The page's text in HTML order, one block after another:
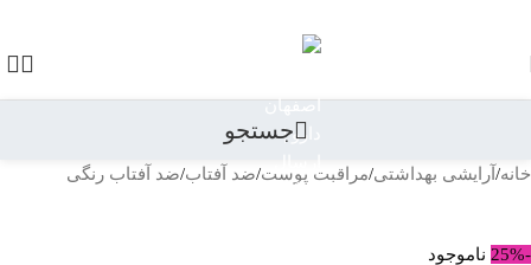
جستجو
خانه/ آرایشی بهداشتی/مراقبت پوست/ضد آفتاب/ضد آفتاب رنگی
-25% ناموجود